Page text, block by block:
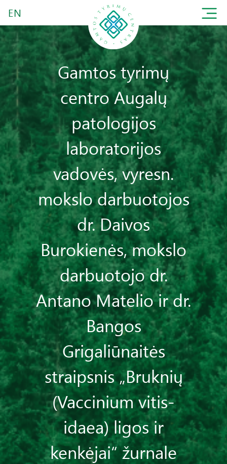
EN
Gamtos tyrimų
centro Augalų
patologijos
laboratorijos
vadovės, vyresn.
mokslo darbuotojos
dr. Daivos
Burokienės, mokslo
darbuotojo dr.
Antano Matelio ir dr.
Bangos
Grigaliūnaitės
straipsnis „Bruknių
(Vaccinium vitis-
idaea) ligos ir
kenkėjai“ žurnale